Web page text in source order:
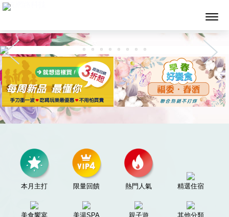
墨攻網路科技
本月主打 限量回饋 熱門人氣 精選住宿
美食饗宴 美湯SPA 親子遊 其他分類